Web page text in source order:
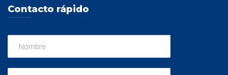
Contacto rápido